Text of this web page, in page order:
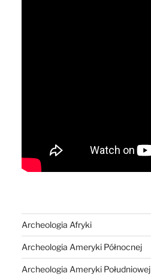
Archeologia Afryki
Archeologia Ameryki Północnej
Archeologia Ameryki Południowej